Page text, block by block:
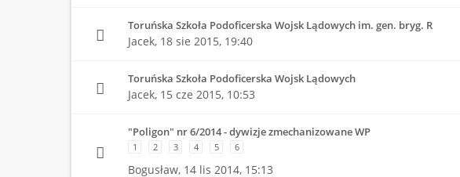
Toruńska Szkoła Podoficerska Wojsk Lądowych im. gen. bryg. R
Jacek, 18 sie 2015, 19:40
Toruńska Szkoła Podoficerska Wojsk Lądowych
Jacek, 15 cze 2015, 10:53
"Poligon" nr 6/2014 - dywizje zmechanizowane WP
1 2 3 4 5 6
Bogusław, 14 lis 2014, 15:13